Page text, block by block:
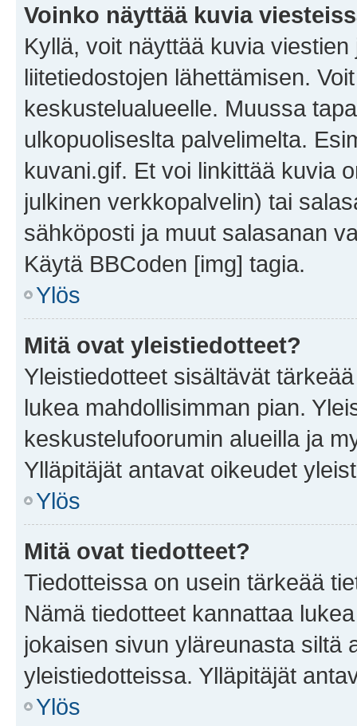
Voinko näyttää kuvia
Kyllä, voit näyttää kuvia
liitetiedostojen lähettämisen.
keskustelualueelle. Muussa
ulkopuoliseslta palvelimelta.
kuvani.gif. Et voi linkittää kuvia
julkinen verkkopalvelin) tai
sähköposti ja muut salasanan
Käytä BBCoden [img] tagia.
Ylös
Mitä ovat yleistiedotteet?
Yleistiedotteet sisältävät
lukea mahdollisimman pian.
keskustelufoorumin alueilla ja
Ylläpitäjät antavat oikeudet
Ylös
Mitä ovat tiedotteet?
Tiedotteissa on usein tärkeää
Nämä tiedotteet kannattaa
jokaisen sivun yläreunasta siltä
yleistiedotteissa. Ylläpitäjät
Ylös